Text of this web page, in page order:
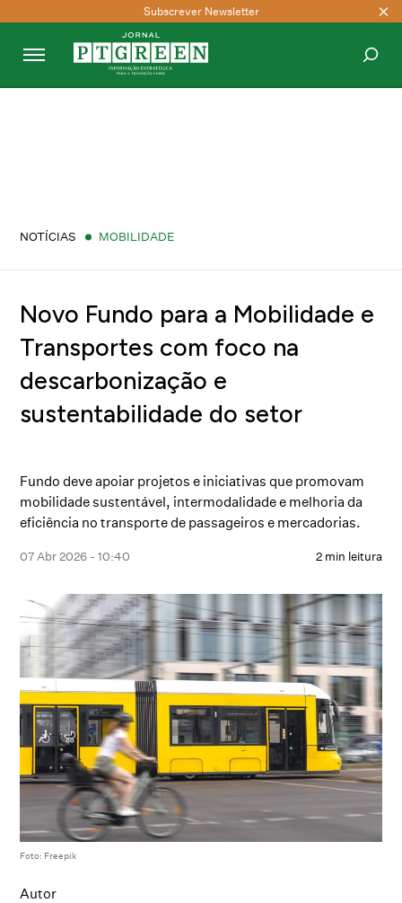
Subscrever Newsletter
NOTÍCIAS MOBILIDADE
Novo Fundo para a Mobilidade e
Transportes com foco na
descarbonização e
sustentabilidade do setor
Fundo deve apoiar projetos e iniciativas que promovam
mobilidade sustentável, intermodalidade e melhoria da
eficiência no transporte de passageiros e mercadorias.
07 Abr 2026 - 10:40 2 min leitura
Foto: Freepik
Autor